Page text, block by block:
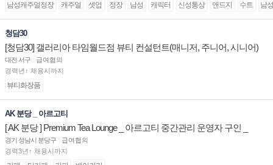
남성캐주얼정장 캐주얼 셋업 정장 남성 캐릭터 신성통상 앤드지 수트 남
청담30
[청담30] 갤러리아 타임월드점 뷰티 컨설턴트(매니저, 주니어, 시니어)
채용
대전 서구
급여협의
경력년↑ 채용시까지
뷰티화장품
AK 분당 _ 아르고티
[ AK 분당 ] Premium Tea Lounge _ 아르고티 중간관리 운영자 구인 _
경기 성남시 분당구
급여협의
경력3년↑ 채용시까지